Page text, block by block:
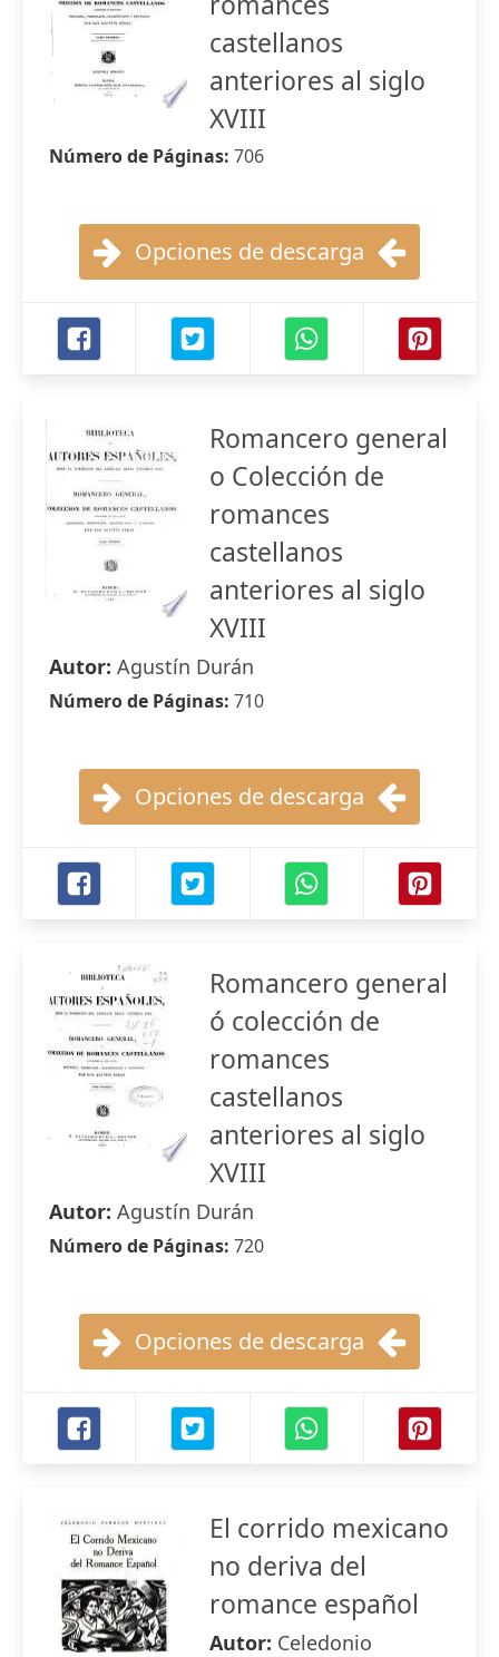
castellanos
anteriores al siglo
XVIII
Número de Páginas: 706
Opciones de descarga
Romancero general
o Colección de
romances
castellanos
anteriores al siglo
XVIII
Autor: Agustín Durán
Número de Páginas: 710
Opciones de descarga
Romancero general
ó colección de
romances
castellanos
anteriores al siglo
XVIII
Autor: Agustín Durán
Número de Páginas: 720
Opciones de descarga
El corrido mexicano
no deriva del
romance español
Autor: Celedonio